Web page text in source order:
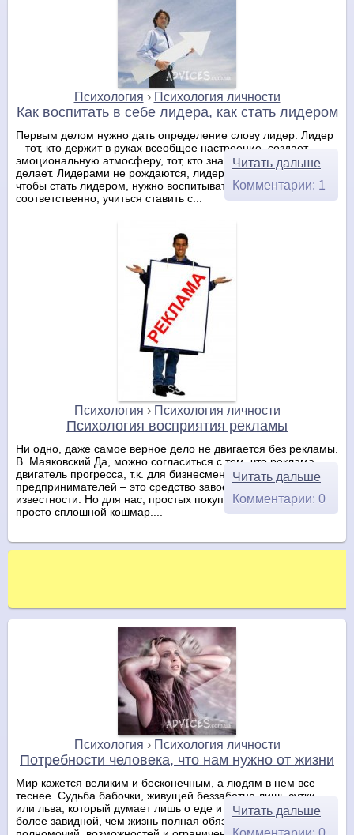
Психология › Психология личности
Как воспитать в себе лидера, как стать лидером
Первым делом нужно дать определение слову лидер. Лидер
– тот, кто держит в руках всеобщее настроение, создает
эмоциональную атмосферу, тот, кто знает для, чего он это
делает. Лидерами не рождаются, лидерами становятся. И
чтобы стать лидером, нужно воспитывать себя
соответственно, учиться ставить с...
Читать дальше
Комментарии: 1
Психология › Психология личности
Психология восприятия рекламы
Ни одно, даже самое верное дело не двигается без рекламы.
В. Маяковский Да, можно согласиться с тем, что реклама –
двигатель прогресса, т.к. для бизнесменов и
предпринимателей – это средство завоевания всеобщей
известности. Но для нас, простых покупателей – иногда это
просто сплошной кошмар....
Читать дальше
Комментарии: 0
Психология › Психология личности
Потребности человека, что нам нужно от жизни
Мир кажется великим и бесконечным, а людям в нем все
теснее. Судьба бабочки, живущей беззаботно лишь сутки,
или льва, который думает лишь о еде и потомстве, кажется
более завидной, чем жизнь полная обязанностей, прав,
Читать дальше